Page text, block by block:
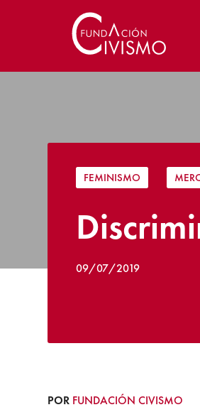
FEMINISMO
09/07/2019
POR FUNDACIÓN CIVISMO